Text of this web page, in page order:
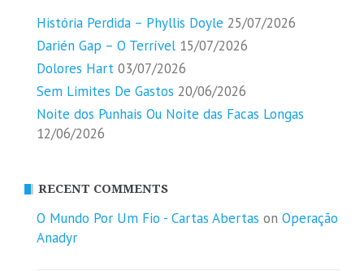
História Perdida – Phyllis Doyle 25/07/2026
Darién Gap – O Terrível 15/07/2026
Dolores Hart 03/07/2026
Sem Limites De Gastos 20/06/2026
Noite dos Punhais Ou Noite das Facas Longas
12/06/2026
RECENT COMMENTS
O Mundo Por Um Fio - Cartas Abertas on Operação
Anadyr